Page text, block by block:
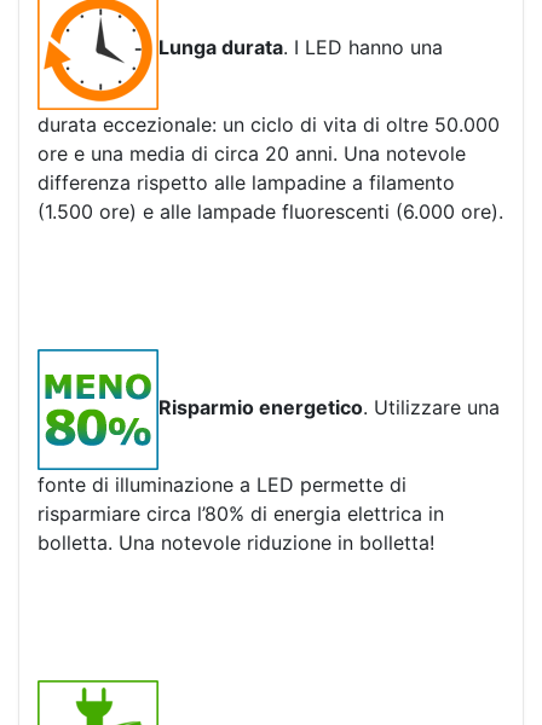
Lunga durata. I LED hanno una
durata eccezionale: un ciclo di vita di oltre 50.000
ore e una media di circa 20 anni. Una notevole
differenza rispetto alle lampadine a filamento
(1.500 ore) e alle lampade fluorescenti (6.000 ore).
Risparmio energetico. Utilizzare una
fonte di illuminazione a LED permette di
risparmiare circa l’80% di energia elettrica in
bolletta. Una notevole riduzione in bolletta!